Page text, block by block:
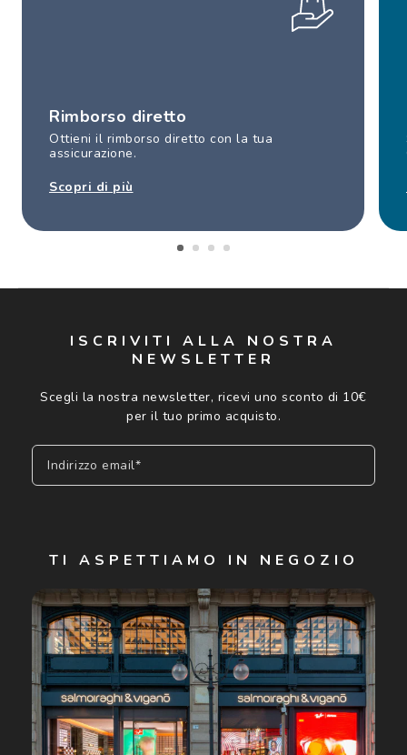
Rimborso diretto
Ottieni il rimborso diretto con la tua
assicurazione.
Scopri di più
ISCRIVITI ALLA NOSTRA
NEWSLETTER
Scegli la nostra newsletter, ricevi uno sconto di 10€
per il tuo primo acquisto.
Indirizzo email*
Cliccando su "Iscriviti", confermo di avere più di 16 anni e
acconsento all'utilizzo dei miei Dati Personali da parte di
Luxottica Group S.p.A. per l'invio di offerte speciali, novità
ed altre comunicazioni di carattere pubblicitario (consultare
Informativa sulla privacyper ulteriori informazioni).
TI ASPETTIAMO IN NEGOZIO